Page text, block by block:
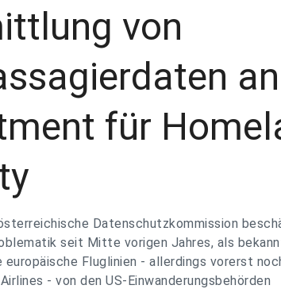
von
für
Datenschutzkommission
seit Mitte vorigen Jahres, als
europäische Fluglinien - allerdings vorerst
- von den US-Einwanderungsbehörden